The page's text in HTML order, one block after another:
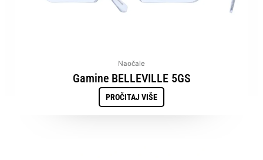
Naočale
Gamine BELLEVILLE 5GS
PROČITAJ VIŠE